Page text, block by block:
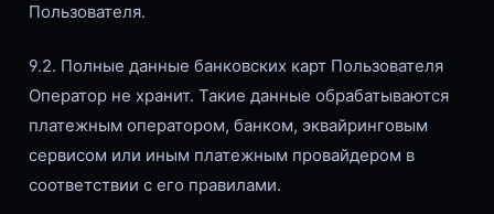
Пользователя.
9.2. Полные данные банковских карт Пользователя
Оператор не хранит. Такие данные обрабатываются
платежным оператором, банком, эквайринговым
сервисом или иным платежным провайдером в
соответствии с его правилами.